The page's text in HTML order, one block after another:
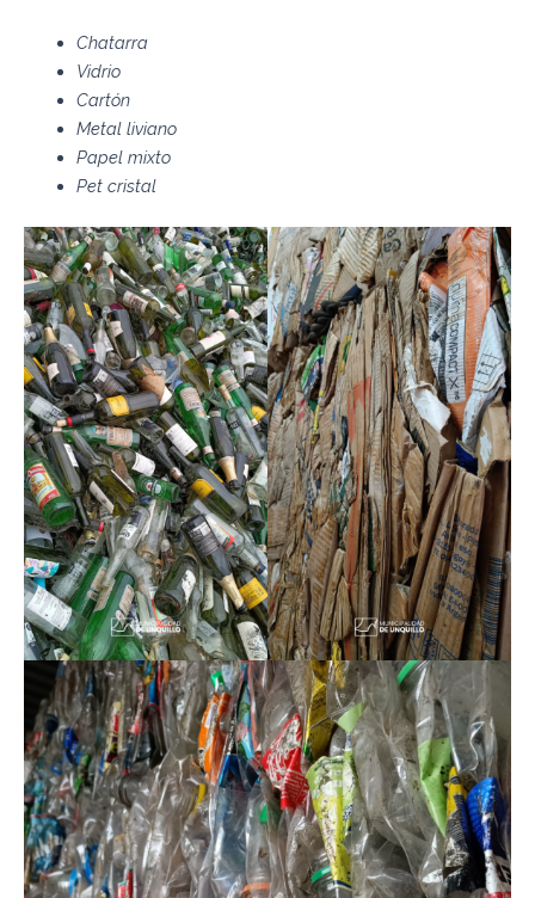
Chatarra
Vidrio
Cartón
Metal liviano
Papel mixto
Pet cristal